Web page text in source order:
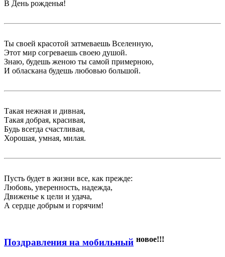
В День рожденья!
Ты своей красотой затмеваешь Вселенную,
Этот мир согреваешь своею душой.
Знаю, будешь женою ты самой примерною,
И обласкана будешь любовью большой.
Такая нежная и дивная,
Такая добрая, красивая,
Будь всегда счастливая,
Хорошая, умная, милая.
Пусть будет в жизни все, как прежде:
Любовь, уверенность, надежда,
Движенье к цели и удача,
А сердце добрым и горячим!
Поздравления на мобильный новое!!!